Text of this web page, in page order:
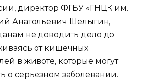
директор ФГБУ «ГНЦК им.
Анатольевич Шелыгин,
не доводить дело до
от кишечных
в животе, которые могут
о серьезном заболевании.